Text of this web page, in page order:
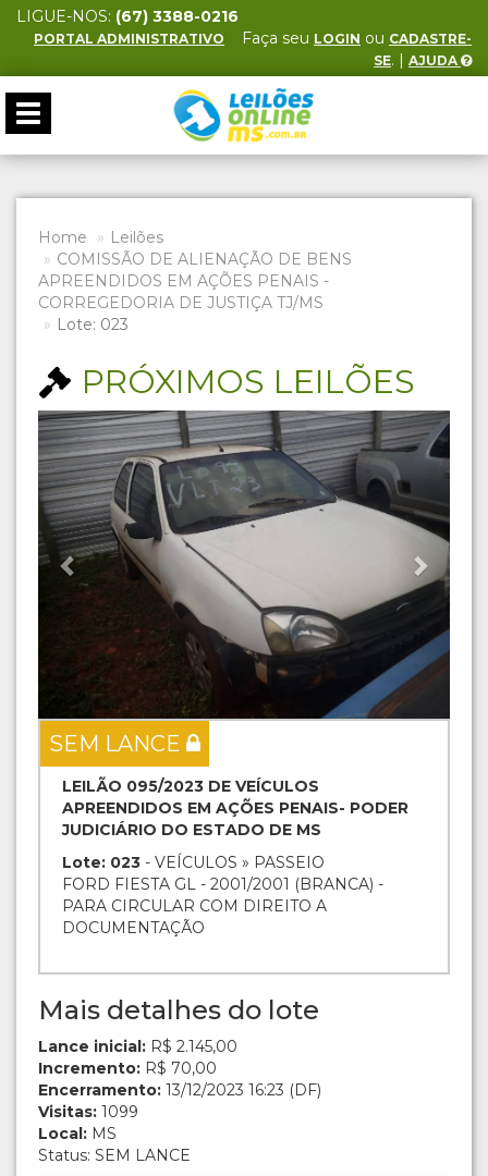
LIGUE-NOS: (67) 3388-0216
PORTAL ADMINISTRATIVO Faça seu LOGIN ou CADASTRE-
SE. | AJUDA
Toggle
navigation
Home
Leilões
COMISSÃO DE ALIENAÇÃO DE BENS
APREENDIDOS EM AÇÕES PENAIS -
CORREGEDORIA DE JUSTIÇA TJ/MS
Lote: 023
PRÓXIMOS LEILÕES
Previous Next
SEM LANCE
LEILÃO 095/2023 DE VEÍCULOS
APREENDIDOS EM AÇÕES PENAIS- PODER
JUDICIÁRIO DO ESTADO DE MS
Lote: 023 - VEÍCULOS » PASSEIO
FORD FIESTA GL - 2001/2001 (BRANCA) -
PARA CIRCULAR COM DIREITO A
DOCUMENTAÇÃO
Mais detalhes do lote
Lance inicial: R$ 2.145,00
Incremento: R$ 70,00
Encerramento: 13/12/2023 16:23 (DF)
Visitas: 1099
Local: MS
Status: SEM LANCE